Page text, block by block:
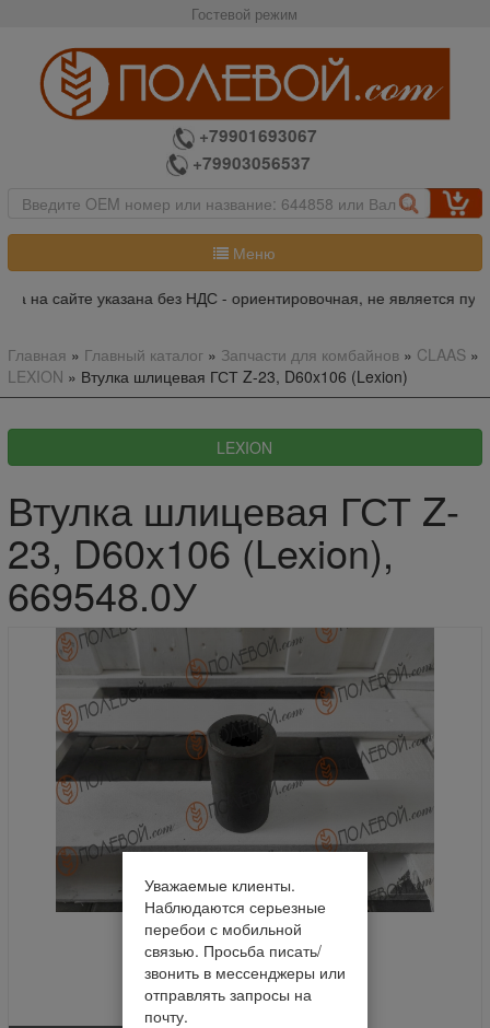
Гостевой режим
+79901693067
+79903056537
Меню
на сайте указана без НДС - ориентировочная, не является
Главная » Главный каталог» Запчасти для комбайнов» CLAAS»
LEXION » Втулка шлицевая ГСТ Z-23, D60x106 (Lexion)
Втулка шлицевая ГСТ Z-
23, D60x106 (Lexion),
669548.0У
Уважаемые клиенты.
Наблюдаются серьезные
перебои с мобильной
связью. Просьба писать/
звонить в мессенджеры или
отправлять запросы на
почту.